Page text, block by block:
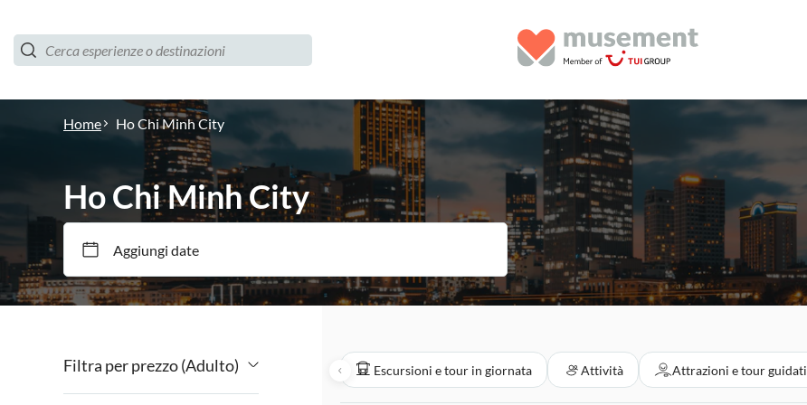
Home Ho Chi Minh City
Ho Chi Minh City
Aggiungi date
Filtra per prezzo (Adulto) Escursioni e tour in giornata Attività Attrazioni e tour guidati